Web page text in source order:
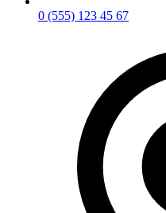
0 (555) 123 45 67